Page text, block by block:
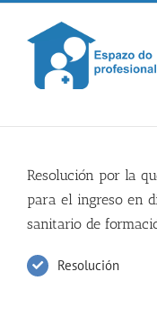
Skip
content
Resolución por la
para el ingreso en
sanitario de
Resolución